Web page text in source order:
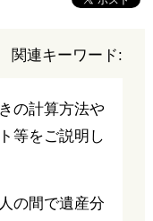
関連キーワード:
の計算方法や
等をご説明し
の間で遺産分